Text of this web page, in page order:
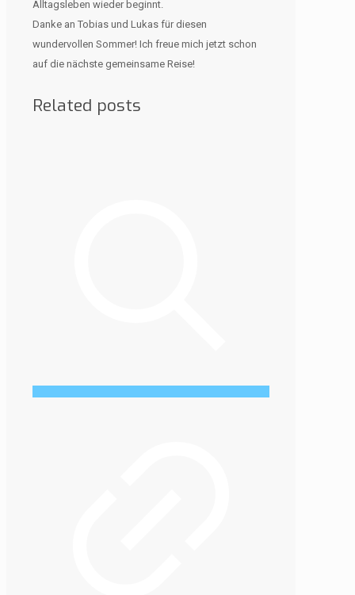
Alltagsleben wieder beginnt.
Danke an Tobias und Lukas für diesen
wundervollen Sommer! Ich freue mich jetzt schon
auf die nächste gemeinsame Reise!
Related posts